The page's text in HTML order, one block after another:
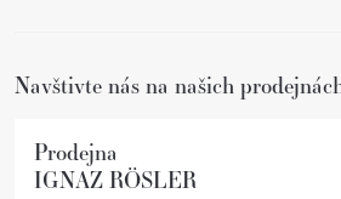
Navštivte nás na našich
Prodejna
IGNAZ RÖSLER